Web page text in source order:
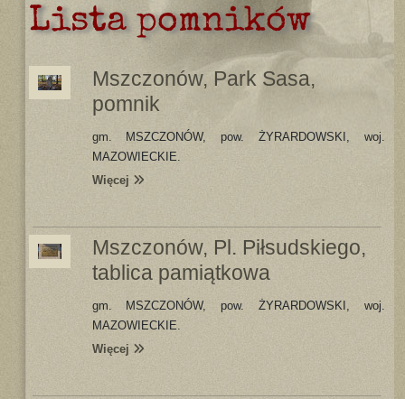
Lista pomników
Mszczonów, Park Sasa,
pomnik
gm. MSZCZONÓW, pow. ŻYRARDOWSKI, woj.
MAZOWIECKIE.
Więcej
Mszczonów, Pl. Piłsudskiego,
tablica pamiątkowa
gm. MSZCZONÓW, pow. ŻYRARDOWSKI, woj.
MAZOWIECKIE.
Więcej